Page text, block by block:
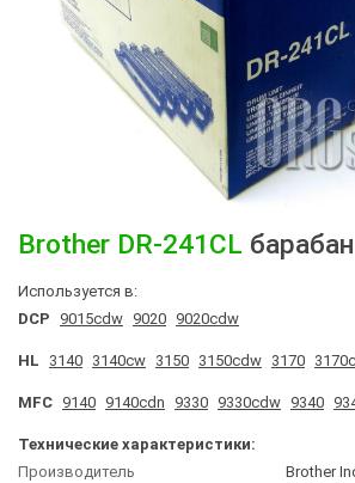
Brother DR-241CL барабан
Используется в:
DCP
9015cdw 9020 9020cdw
HL 3140 3140cw 3150 3150cdw 3170
MFC 9140 9140cdn 9330 9330cdw 9340
Технические характеристики:
Производитель
Brother